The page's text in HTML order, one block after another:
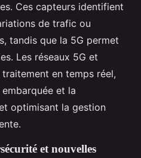
Ces capteurs identifient
de trafic ou
tandis que la 5G permet
Les réseaux 5G et
en temps réel,
et la
optimisant la gestion
et nouvelles